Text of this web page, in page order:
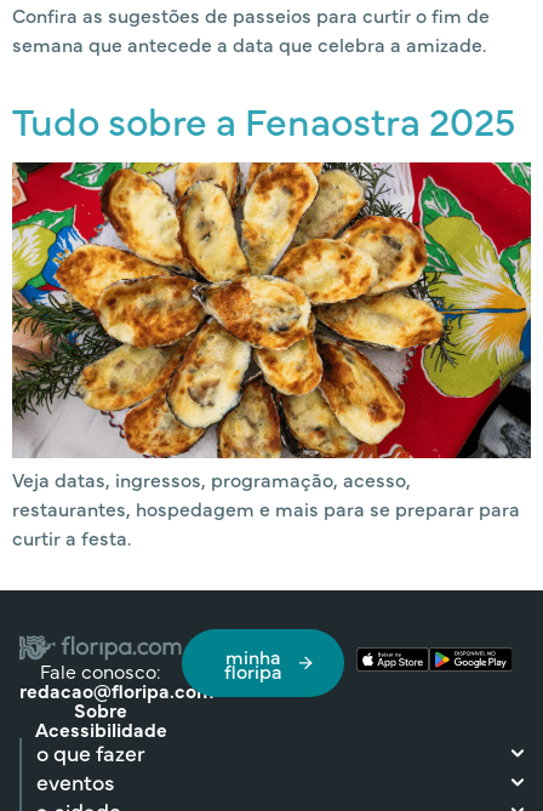
Confira as sugestões de passeios para curtir o fim de
semana que antecede a data que celebra a amizade.
Tudo sobre a Fenaostra 2025
Veja datas, ingressos, programação, acesso,
restaurantes, hospedagem e mais para se preparar para
curtir a festa.
Fale conosco:
redacao@floripa.com
Sobre
Acessibilidade
minha
floripa
o que fazer
eventos